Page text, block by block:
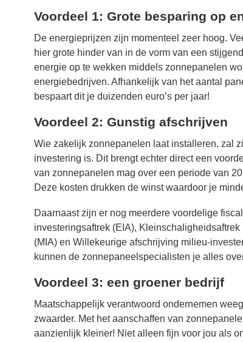
Voordeel 1: Grote besparing op
De energieprijzen zijn momenteel zeer hoog.
hier grote hinder van in de vorm van een
energie op te wekken middels zonnepanelen
energiebedrijven. Afhankelijk van het aantal
bespaart dit je duizenden euro’s per jaar!
Voordeel 2: Gunstig afschrijven
Wie zakelijk zonnepanelen laat installeren, zal
investering is. Dit brengt echter direct een
van zonnepanelen mag over een periode van
Deze kosten drukken de winst waardoor je
Daarnaast zijn er nog meerdere voordelige
investeringsaftrek (EIA),
(MIA) en Willekeurige afschrijving milieu-
kunnen de zonnepaneelspecialisten je alles
Voordeel 3: een groener bedrijf
Maatschappelijk verantwoord ondernemen
zwaarder. Met het aanschaffen van
aanzienlijk kleiner! Niet alleen fijn voor jou als